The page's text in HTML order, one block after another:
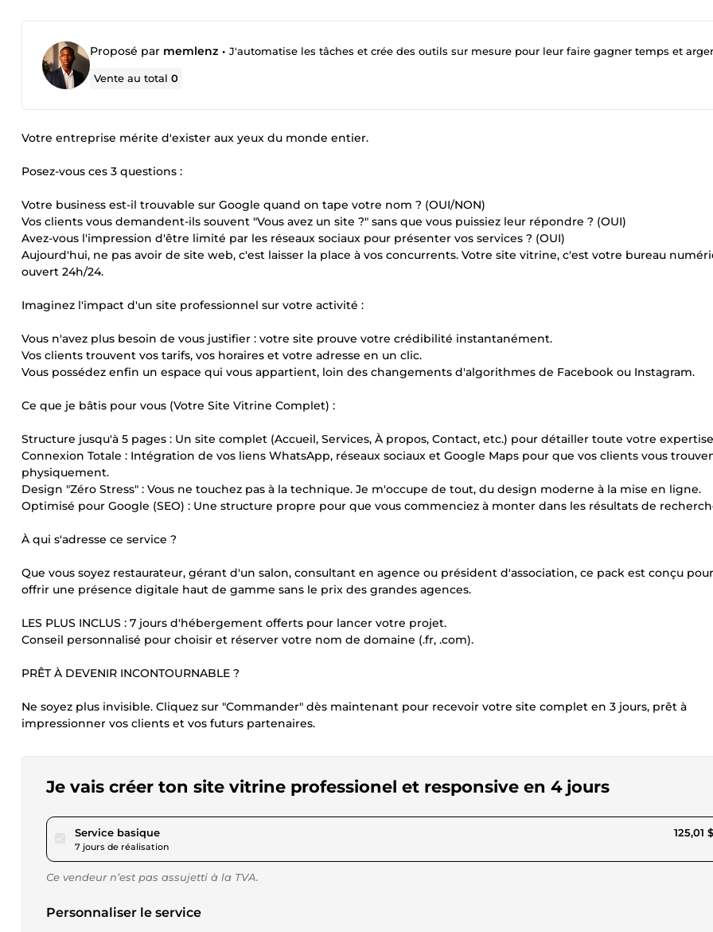
Proposé par memlenz • J'automatise les tâches et crée des outils sur mesure pour leur faire gagner temps et
Vente au total0
Votre entreprise mérite d'exister aux yeux du monde entier.
Posez-vous ces 3 questions :
Votre business est-il trouvable sur Google quand on tape votre nom ? (OUI/NON)
Vos clients vous demandent-ils souvent "Vous avez un site ?" sans que vous puissiez leur répondre ? (OUI)
Avez-vous l'impression d'être limité par les réseaux sociaux pour présenter vos services ? (OUI)
Aujourd'hui, ne pas avoir de site web, c'est laisser la place à vos concurrents. Votre site vitrine, c'est votre bureau
ouvert 24h/24.
Imaginez l'impact d'un site professionnel sur votre activité :
Vous n'avez plus besoin de vous justifier : votre site prouve votre crédibilité instantanément.
Vos clients trouvent vos tarifs, vos horaires et votre adresse en un clic.
Vous possédez enfin un espace qui vous appartient, loin des changements d'algorithmes de Facebook ou Instagram.
Ce que je bâtis pour vous (Votre Site Vitrine Complet) :
Structure jusqu'à 5 pages : Un site complet (Accueil, Services, À propos, Contact, etc.) pour détailler toute votre
Connexion Totale : Intégration de vos liens WhatsApp, réseaux sociaux et Google Maps pour que vos clients vous
physiquement.
Design "Zéro Stress" : Vous ne touchez pas à la technique. Je m'occupe de tout, du design moderne à la mise en ligne.
Optimisé pour Google (SEO) : Une structure propre pour que vous commenciez à monter dans les résultats de
À qui s'adresse ce service ?
Que vous soyez restaurateur, gérant d'un salon, consultant en agence ou président d'association, ce pack est conçu
offrir une présence digitale haut de gamme sans le prix des grandes agences.
LES PLUS INCLUS : 7 jours d'hébergement offerts pour lancer votre projet.
Conseil personnalisé pour choisir et réserver votre nom de domaine (.fr, .com).
PRÊT À DEVENIR INCONTOURNABLE ?
Ne soyez plus invisible. Cliquez sur "Commander" dès maintenant pour recevoir votre site complet en 3 jours, prêt à
impressionner vos clients et vos futurs partenaires.
Je vais créer ton site vitrine professionel et responsive en 4 jours
Service basiquepour 115,21 $US
7 jours de réalisation
125,01
Ce vendeur n’est pas assujetti à la TVA.
Personnaliser le service